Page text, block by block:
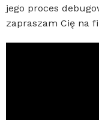
jego proces
zapraszam Cię na